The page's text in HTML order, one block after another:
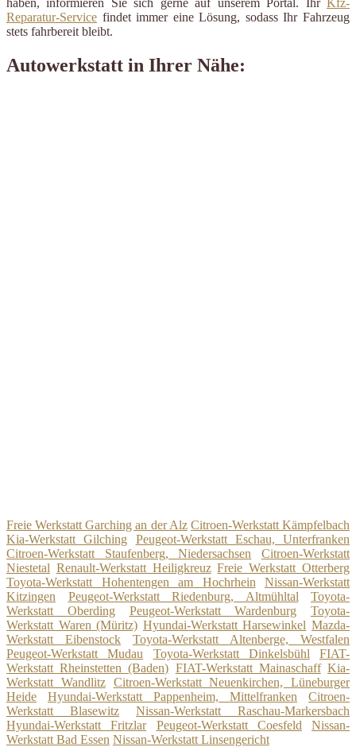
Reparatur-Service findet immer eine Lösung, sodass Ihr Fahrzeug
stets fahrbereit bleibt.
Autowerkstatt in Ihrer Nähe:
Freie Werkstatt Garching an der Alz Citroen-Werkstatt Kämpfelbach
Kia-Werkstatt Gilching
Peugeot-Werkstatt Eschau, Unterfranken
Citroen-Werkstatt Staufenberg, Niedersachsen
Citroen-Werkstatt
Niestetal Renault-Werkstatt Heiligkreuz Freie Werkstatt Otterberg
Toyota-Werkstatt Hohentengen am Hochrhein
Nissan-Werkstatt
Kitzingen
Peugeot-Werkstatt Riedenburg, Altmühltal
Toyota-
Werkstatt Oberding
Peugeot-Werkstatt Wardenburg
Toyota-
Werkstatt Waren (Müritz) Hyundai-Werkstatt Harsewinkel Mazda-
Werkstatt Eibenstock
Toyota-Werkstatt Altenberge, Westfalen
Peugeot-Werkstatt Mudau
Toyota-Werkstatt Dinkelsbühl
FIAT-
Werkstatt Rheinstetten (Baden) FIAT-Werkstatt Mainaschaff Kia-
Werkstatt Wandlitz
Citroen-Werkstatt Neuenkirchen, Lüneburger
Heide
Hyundai-Werkstatt Pappenheim, Mittelfranken
Citroen-
Werkstatt Blasewitz
Nissan-Werkstatt Raschau-Markersbach
Hyundai-Werkstatt Fritzlar
Peugeot-Werkstatt Coesfeld
Nissan-
Werkstatt Bad Essen Nissan-Werkstatt Linsengericht